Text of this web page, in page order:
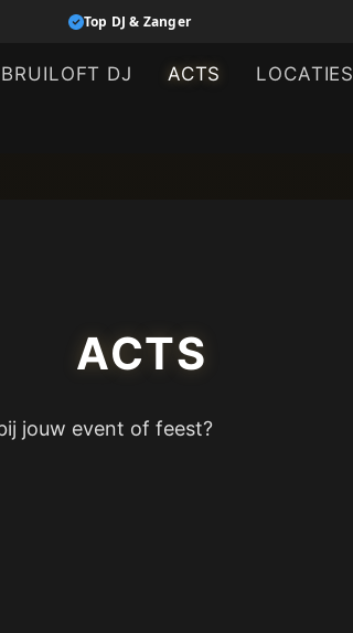
Top DJ & Zanger
DJ ACTS LOCATIES
ACTS
jouw event of feest?